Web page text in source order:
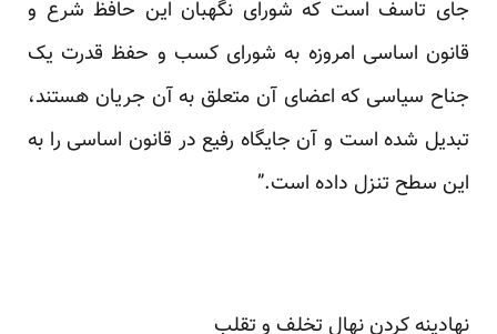
جای تاسف است که شورای نگهبان این حافظ شرع و
قانون اساسی امروزه به شورای کسب و حفظ قدرت یک
جناح سیاسی که اعضای آن متعلق به آن جریان هستند،
تبدیل شده است و آن جایگاه رفیع در قانون اساسی را به
این سطح تنزل داده است.”
نهادینه کردن نهال تخلف و تقلب